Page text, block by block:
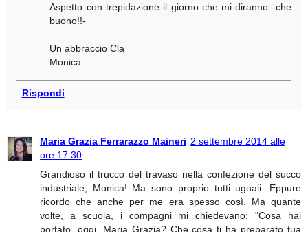
Aspetto con trepidazione il giorno che mi diranno -che
buono!!-
Un abbraccio Cla
Monica
Rispondi
Maria Grazia Ferrarazzo Maineri 2 settembre 2014 alle
ore 17:30
Grandioso il trucco del travaso nella confezione del succo
industriale, Monica! Ma sono proprio tutti uguali. Eppure
ricordo che anche per me era spesso così. Ma quante
volte, a scuola, i compagni mi chiedevano: "Cosa hai
portato, oggi, Maria Grazia? Che cosa ti ha preparato tua